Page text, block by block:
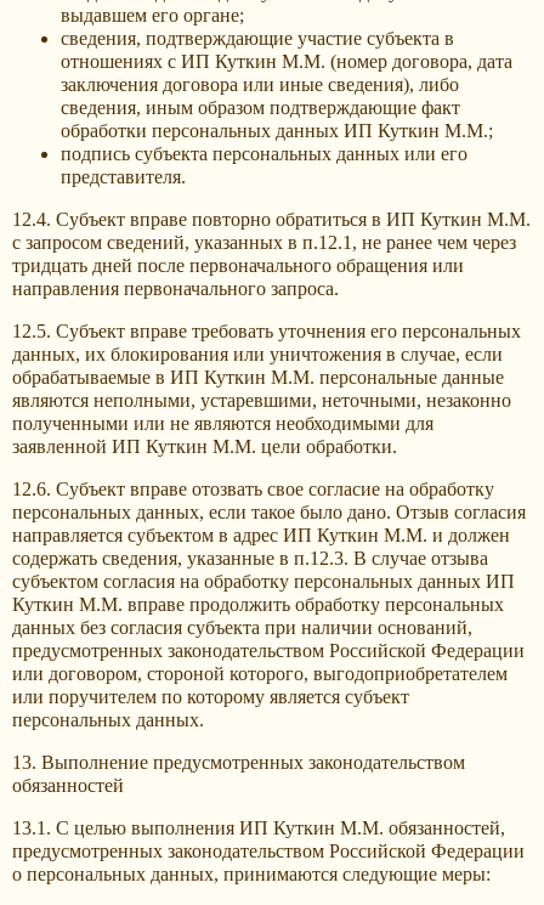
выдавшем его органе;
сведения, подтверждающие участие субъекта в
отношениях с ИП Куткин М.М. (номер договора, дата
заключения договора или иные сведения), либо
сведения, иным образом подтверждающие факт
обработки персональных данных ИП Куткин М.М.;
подпись субъекта персональных данных или его
представителя.
12.4. Субъект вправе повторно обратиться в ИП Куткин М.М.
с запросом сведений, указанных в п.12.1, не ранее чем через
тридцать дней после первоначального обращения или
направления первоначального запроса.
12.5. Субъект вправе требовать уточнения его персональных
данных, их блокирования или уничтожения в случае, если
обрабатываемые в ИП Куткин М.М. персональные данные
являются неполными, устаревшими, неточными, незаконно
полученными или не являются необходимыми для
заявленной ИП Куткин М.М. цели обработки.
12.6. Субъект вправе отозвать свое согласие на обработку
персональных данных, если такое было дано. Отзыв согласия
направляется субъектом в адрес ИП Куткин М.М. и должен
содержать сведения, указанные в п.12.3. В случае отзыва
субъектом согласия на обработку персональных данных ИП
Куткин М.М. вправе продолжить обработку персональных
данных без согласия субъекта при наличии оснований,
предусмотренных законодательством Российской Федерации
или договором, стороной которого, выгодоприобретателем
или поручителем по которому является субъект
персональных данных.
13. Выполнение предусмотренных законодательством
обязанностей
13.1. С целью выполнения ИП Куткин М.М. обязанностей,
предусмотренных законодательством Российской Федерации
о персональных данных, принимаются следующие меры: